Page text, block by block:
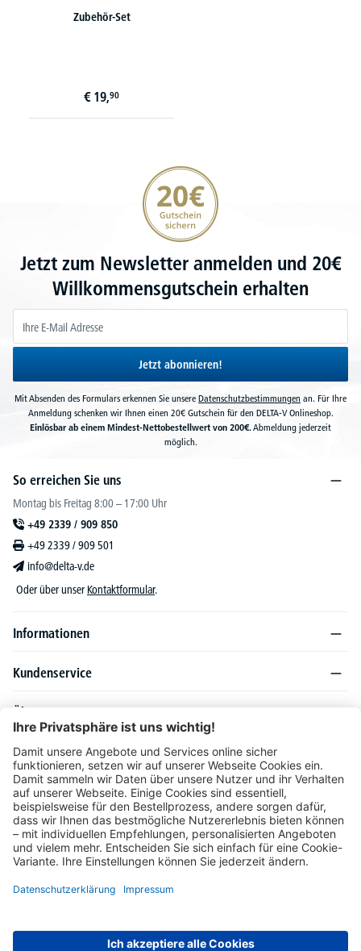
Zubehör-Set
€ 19,90
20€ Gutschein sichern
Jetzt zum Newsletter anmelden und 20€
Willkommensgutschein erhalten
Jetzt abonnieren!
Mit Absenden des Formulars erkennen Sie unsere Datenschutzbestimmungen an. Für Ihre
Anmeldung schenken wir Ihnen einen 20€ Gutschein für den DELTA-V Onlineshop.
Einlösbar ab einem Mindest-Nettobestellwert von 200€.Abmeldung jederzeit
möglich.
So erreichen Sie uns
Montag bis Freitag 8:00 – 17:00 Uhr
+49 2339 / 909 850
+49 2339 / 909 501
info@delta-v.de
Oder über unser Kontaktformular.
Informationen
Kundenservice
Über DELTA-V
Produktsortiment
Ratgeber
Folgen Sie uns auch auf
Unser Angebot richtet sich ausschließlich an Industrie, Handel, Gewerbe und
europäische Ausland gelten Sonderkonditionen, die auf Anfrage mitgeteilt werden.